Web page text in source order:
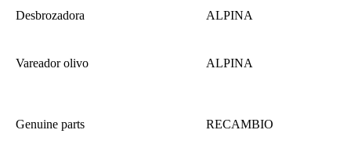
Desbrozadora ALPINA
Vareador olivo ALPINA
Genuine parts RECAMBIO